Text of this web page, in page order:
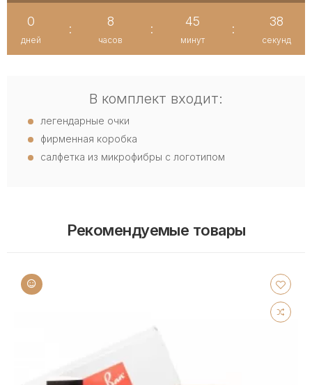
0
дней
:
8
часов
:
45
минут
:
37
секунд
В комплект входит:
легендарные очки
фирменная коробка
салфетка из микрофибры с логотипом
Рекомендуемые товары